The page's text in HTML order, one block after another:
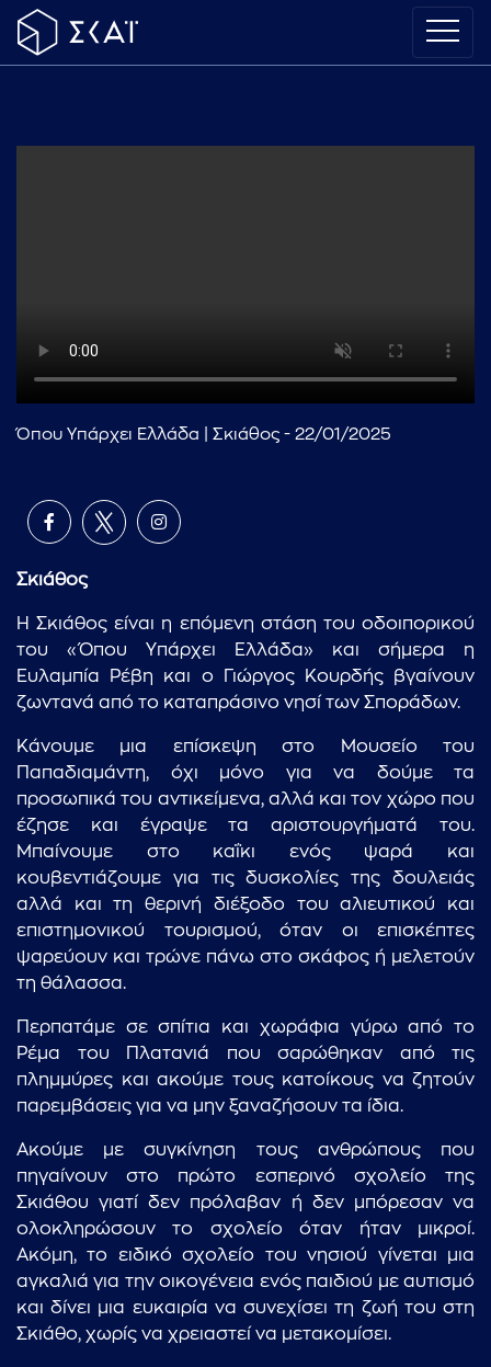
Όπου Υπάρχει Ελλάδα | Σκιάθος - 22/01/2025
Σκιάθος
Η Σκιάθος είναι η επόμενη στάση του οδοιπορικού
του «Όπου Υπάρχει Ελλάδα» και σήμερα η
Ευλαμπία Ρέβη και ο Γιώργος Κουρδής βγαίνουν
ζωντανά από το καταπράσινο νησί των Σποράδων.
Κάνουμε μια επίσκεψη στο Μουσείο του
Παπαδιαμάντη, όχι μόνο για να δούμε τα
προσωπικά του αντικείμενα, αλλά και τον χώρο που
έζησε και έγραψε τα αριστουργήματά του.
Μπαίνουμε στο καΐκι ενός ψαρά και
κουβεντιάζουμε για τις δυσκολίες της δουλειάς
αλλά και τη θερινή διέξοδο του αλιευτικού και
επιστημονικού τουρισμού, όταν οι επισκέπτες
ψαρεύουν και τρώνε πάνω στο σκάφος ή μελετούν
τη θάλασσα.
Περπατάμε σε σπίτια και χωράφια γύρω από το
Ρέμα του Πλατανιά που σαρώθηκαν από τις
πλημμύρες και ακούμε τους κατοίκους να ζητούν
παρεμβάσεις για να μην ξαναζήσουν τα ίδια.
Ακούμε με συγκίνηση τους ανθρώπους που
πηγαίνουν στο πρώτο εσπερινό σχολείο της
Σκιάθου γιατί δεν πρόλαβαν ή δεν μπόρεσαν να
ολοκληρώσουν το σχολείο όταν ήταν μικροί.
Ακόμη, το ειδικό σχολείο του νησιού γίνεται μια
αγκαλιά για την οικογένεια ενός παιδιού με αυτισμό
και δίνει μια ευκαιρία να συνεχίσει τη ζωή του στη
Σκιάθο, χωρίς να χρειαστεί να μετακομίσει.